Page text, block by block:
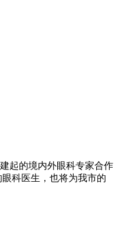
起的境内外眼科专家合作
科医生，也将为我市的